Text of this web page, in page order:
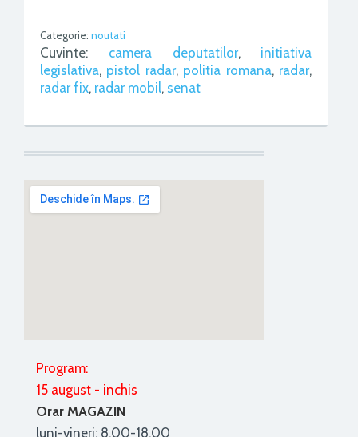
Categorie: noutati
Cuvinte: camera deputatilor, initiativa
legislativa, pistol radar, politia romana, radar,
radar fix, radar mobil, senat
Program:
15 august - inchis
Orar MAGAZIN
luni-vineri: 8.00-18.00